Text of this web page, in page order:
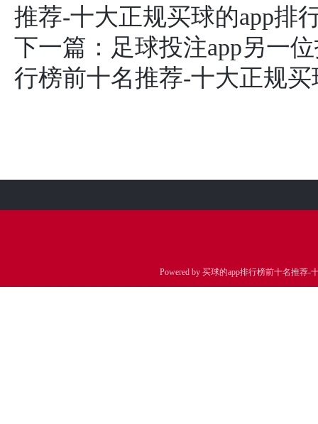
推荐-十大正规买球的app排
下一篇： 足球投注app另一
行榜前十名推荐-十大正规
Powered by 买球的app排行榜前十名推荐-